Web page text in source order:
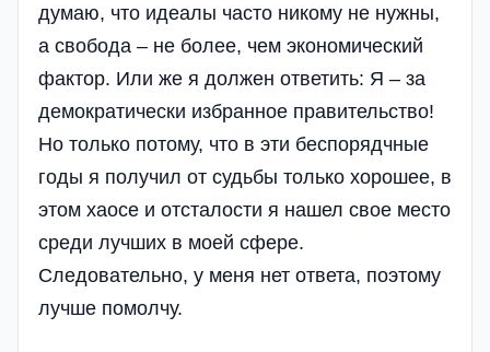
думаю, что идеалы часто никому не нужны,
а свобода – не более, чем экономический
фактор. Или же я должен ответить: Я – за
демократически избранное правительство!
Но только потому, что в эти беспорядчные
годы я получил от судьбы только хорошее, в
этом хаосе и отсталости я нашел свое место
среди лучших в моей сфере.
Следовательно, у меня нет ответа, поэтому
лучше помолчу.